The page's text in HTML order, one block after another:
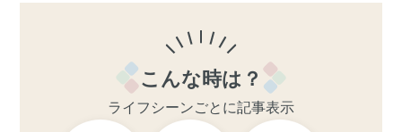
こんな時は？
ライフシーンごとに記事表示